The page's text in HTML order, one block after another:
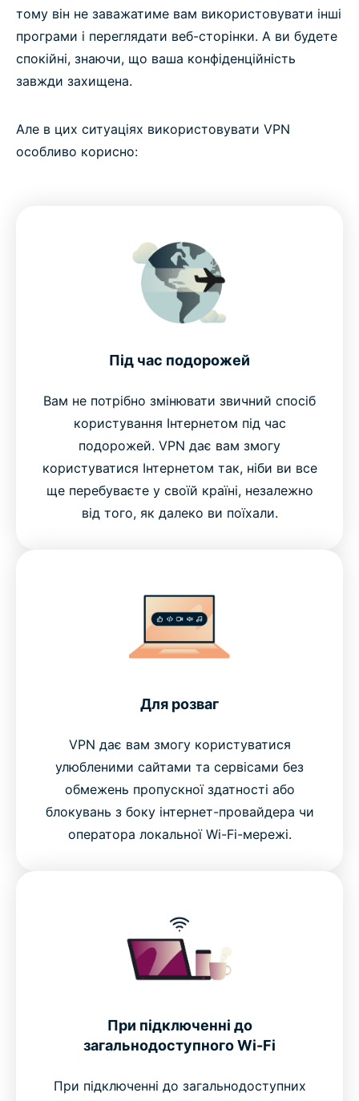
тому він не заважатиме вам використовувати інші
програми і переглядати веб-сторінки. А ви будете
спокійні, знаючи, що ваша конфіденційність
завжди захищена.
Але в цих ситуаціях використовувати VPN
особливо корисно:
Під час подорожей
Вам не потрібно змінювати звичний спосіб
користування Інтернетом під час
подорожей. VPN дає вам змогу
користуватися Інтернетом так, ніби ви все
ще перебуваєте у своїй країні, незалежно
від того, як далеко ви поїхали.
Для розваг
VPN дає вам змогу користуватися
улюбленими сайтами та сервісами без
обмежень пропускної здатності або
блокувань з боку інтернет-провайдера чи
оператора локальної Wi-Fi-мережі.
При підключенні до
загальнодоступного Wi-Fi
При підключенні до загальнодоступних